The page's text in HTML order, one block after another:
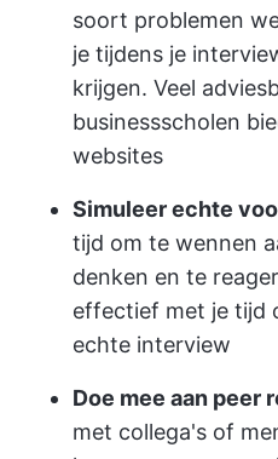
soort problemen
je tijdens je
krijgen. Veel
businessscholen
websites
Simuleer echte
tijd om te wennen
denken en te
effectief met je tijd
echte interview
Doe mee aan peer
met collega's of